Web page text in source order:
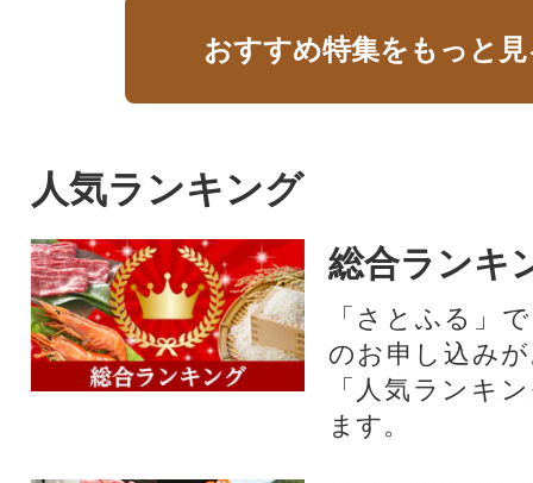
おすすめ特集をもっと
人気ランキング
総合ランキ
「さとふる」
のお申し込み
「人気ランキ
ます。